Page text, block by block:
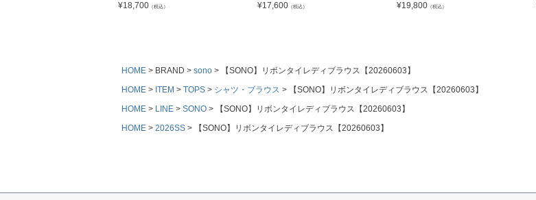
¥18,700 （税込） ¥17,600 （税込） ¥19,800 （税込）
HOME BRAND sono
【SONO】リボンタイレディブラウス【20260603】
HOME
ITEM TOPS シャツ・ブラウス
【SONO】リボンタイレディブラウス【20260603】
HOME
LINE SONO
【SONO】リボンタイレディブラウス【20260603】
HOME
2026SS 【SONO】リボンタイレディブラウス【20260603】